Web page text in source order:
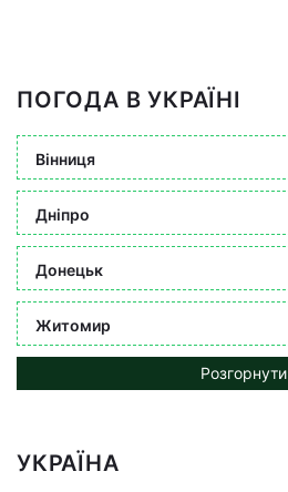
ПОГОДА В УКРАЇНІ
Вінниця
Дніпро
Донецьк
Житомир
Розгорнути
УКРАЇНА